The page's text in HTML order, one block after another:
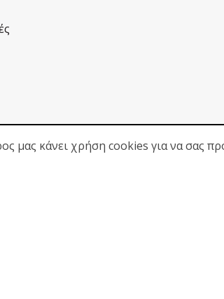
μας κάνει χρήση cookies για να σας